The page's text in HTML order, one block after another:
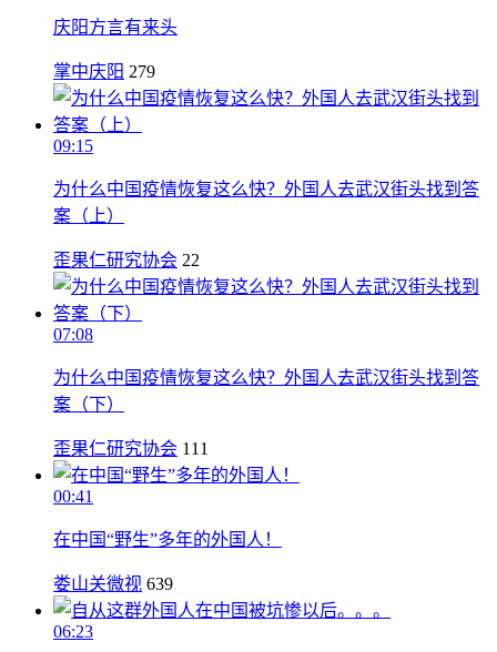
庆阳方言有来头
掌中庆阳 279
09:15
为什么中国疫情恢复这么快？外国人去武汉街头找到答
案（上）
歪果仁研究协会 22
07:08
为什么中国疫情恢复这么快？外国人去武汉街头找到答
案（下）
歪果仁研究协会 111
00:41
在中国“野生”多年的外国人！
娄山关微视 639
06:23